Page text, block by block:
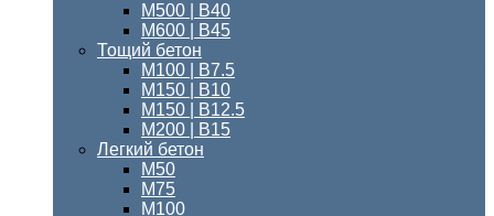
М500 | В40
М600 | В45
Тощий бетон
M100 | В7.5
М150 | B10
М150 | B12.5
М200 | В15
Легкий бетон
М50
М75
М100